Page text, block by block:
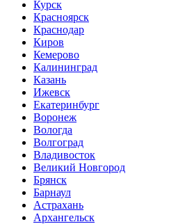
Курск
Красноярск
Краснодар
Киров
Кемерово
Калининград
Казань
Ижевск
Екатеринбург
Воронеж
Вологда
Волгоград
Владивосток
Великий Новгород
Брянск
Барнаул
Астрахань
Архангельск